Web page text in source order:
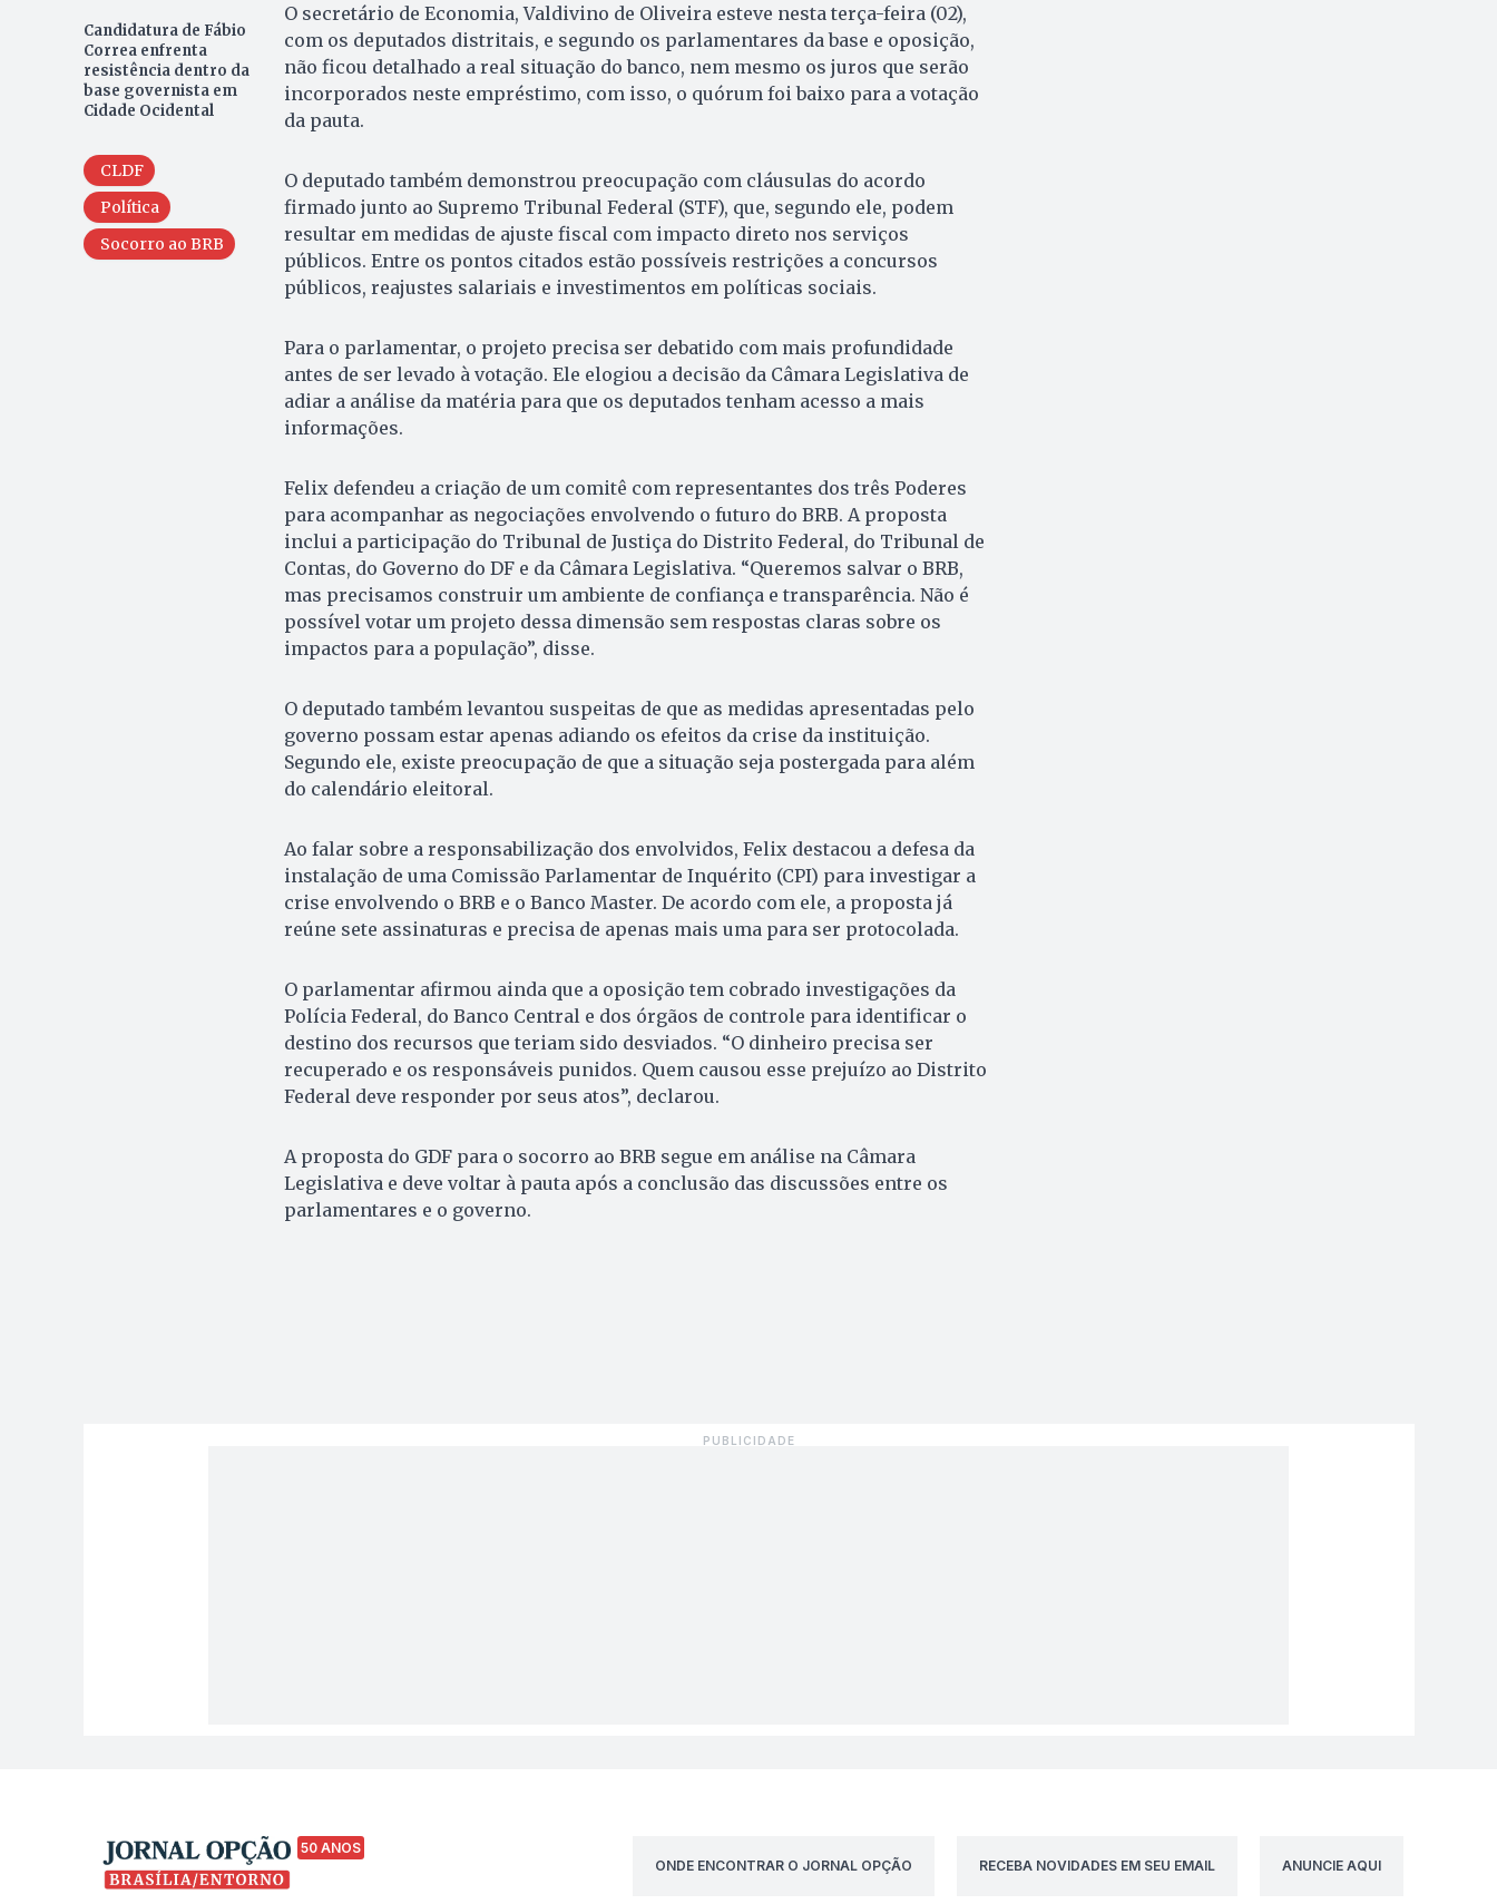
Candidatura de Fábio
Correa enfrenta
resistência dentro da
base governista em
Cidade Ocidental
CLDF
Política
Socorro ao BRB
O secretário de Economia, Valdivino de Oliveira esteve nesta terça-feira (02),
com os deputados distritais, e segundo os parlamentares da base e oposição,
não ficou detalhado a real situação do banco, nem mesmo os juros que serão
incorporados neste empréstimo, com isso, o quórum foi baixo para a votação
da pauta.
O deputado também demonstrou preocupação com cláusulas do acordo
firmado junto ao Supremo Tribunal Federal (STF), que, segundo ele, podem
resultar em medidas de ajuste fiscal com impacto direto nos serviços
públicos. Entre os pontos citados estão possíveis restrições a concursos
públicos, reajustes salariais e investimentos em políticas sociais.
Para o parlamentar, o projeto precisa ser debatido com mais profundidade
antes de ser levado à votação. Ele elogiou a decisão da Câmara Legislativa de
adiar a análise da matéria para que os deputados tenham acesso a mais
informações.
Felix defendeu a criação de um comitê com representantes dos três Poderes
para acompanhar as negociações envolvendo o futuro do BRB. A proposta
inclui a participação do Tribunal de Justiça do Distrito Federal, do Tribunal de
Contas, do Governo do DF e da Câmara Legislativa. “Queremos salvar o BRB,
mas precisamos construir um ambiente de confiança e transparência. Não é
possível votar um projeto dessa dimensão sem respostas claras sobre os
impactos para a população”, disse.
O deputado também levantou suspeitas de que as medidas apresentadas pelo
governo possam estar apenas adiando os efeitos da crise da instituição.
Segundo ele, existe preocupação de que a situação seja postergada para além
do calendário eleitoral.
Ao falar sobre a responsabilização dos envolvidos, Felix destacou a defesa da
instalação de uma Comissão Parlamentar de Inquérito (CPI) para investigar a
crise envolvendo o BRB e o Banco Master. De acordo com ele, a proposta já
reúne sete assinaturas e precisa de apenas mais uma para ser protocolada.
O parlamentar afirmou ainda que a oposição tem cobrado investigações da
Polícia Federal, do Banco Central e dos órgãos de controle para identificar o
destino dos recursos que teriam sido desviados. “O dinheiro precisa ser
recuperado e os responsáveis punidos. Quem causou esse prejuízo ao Distrito
Federal deve responder por seus atos”, declarou.
A proposta do GDF para o socorro ao BRB segue em análise na Câmara
Legislativa e deve voltar à pauta após a conclusão das discussões entre os
parlamentares e o governo.
50 ANOS
ONDE ENCONTRAR O JORNAL OPÇÃO
RECEBA NOVIDADES EM SEU EMAIL ANUNCIE AQUI